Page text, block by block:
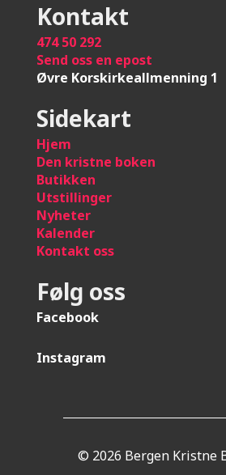
Kontakt
474 50 292
Send oss en epost
Øvre Korskirkeallmenning 1
Sidekart
Hjem
Den kristne boken
Butikken
Utstillinger
Nyheter
Kalender
Kontakt oss
Følg oss
Facebook
Instagram
© 2026 Bergen Kristne